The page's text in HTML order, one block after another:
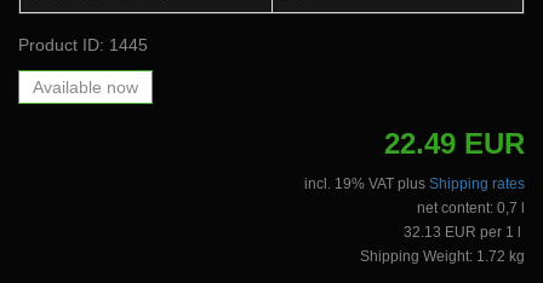
Product ID: 1445
Available now
22.49 EUR
incl. 19% VAT plus Shipping rates
net content: 0,7 l
32.13 EUR per 1 l
Shipping Weight: 1.72 kg